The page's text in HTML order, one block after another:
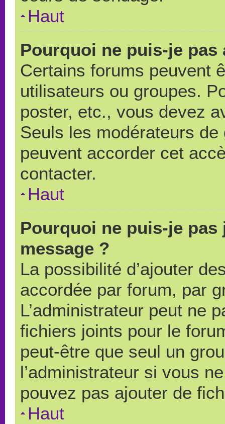
Haut
Pourquoi ne puis-je
Certains forums peuvent
utilisateurs ou groupes.
poster, etc., vous devez
Seuls les modérateurs
peuvent accorder cet
contacter.
Haut
Pourquoi ne puis-je
message ?
La possibilité d’ajouter
accordée par forum, par
L’administrateur peut ne
fichiers joints pour le
peut-être que seul un
l’administrateur si vous
pouvez pas ajouter de
Haut